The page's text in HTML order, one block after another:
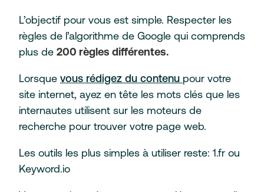
L’objectif pour vous est simple. Respecter les
règles de l’algorithme de Google qui comprends
plus de 200 règles différentes.
Lorsque vous rédigez du contenu pour votre
site internet, ayez en tête les mots clés que les
internautes utilisent sur les moteurs de
recherche pour trouver votre page web.
Les outils les plus simples à utiliser reste: 1.fr ou
Keyword.io